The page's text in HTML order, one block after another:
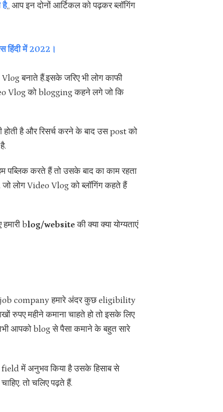
है,, आप इन दोनों आर्टिकल को पढ़कर ब्लॉगिंग
में 2022।
बनाते हैं.इसके जरिए भी लोग काफी
Vlog को blogging कहने लगे जो कि
है और रिसर्च करने के बाद उस post को
करते हैं तो उसके बाद का काम रहता
लोग Video Vlog को ब्लॉगिंग कहते हैं
blog/websiteकी क्या क्या योग्यताएं
job company हमारे अंदर कुछ eligibility
रुपए महीने कमाना चाहते हो तो इसके लिए
आपको blog से पैसा कमाने के बहुत सारे
में अनुभव किया है उसके हिसाब से
तो चलिए पढ़ते हैं.